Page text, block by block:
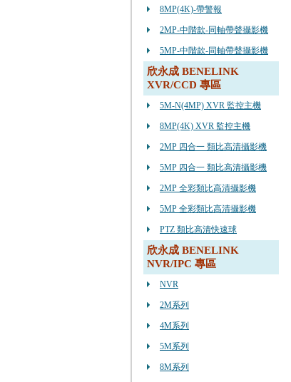
8MP(4K)-帶警報
2MP-中階款-同軸帶聲攝影機
5MP-中階款-同軸帶聲攝影機
欣永成 BENELINK
XVR/CCD 專區
5M-N(4MP) XVR 監控主機
8MP(4K) XVR 監控主機
2MP 四合一 類比高清攝影機
5MP 四合一 類比高清攝影機
2MP 全彩類比高清攝影機
5MP 全彩類比高清攝影機
PTZ 類比高清快速球
欣永成 BENELINK
NVR/IPC 專區
NVR
2M系列
4M系列
5M系列
8M系列